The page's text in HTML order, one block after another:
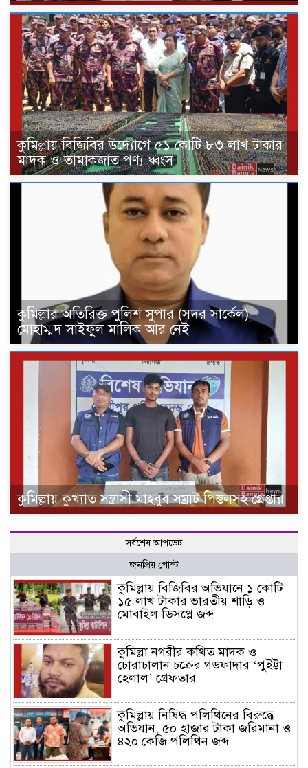
কুমিল্লায় বিজিবির উদ্যোগে ৫১ কোটি ৮৩ লাখ টাকার
মাদক ও তামাকজাত পণ্য ধ্বংস
কুমিল্লার অতিরিক্ত পুলিশ সুপার (সদর সার্কেল)
মোহাম্মদ সাইফুল মালিক আর নেই
কুমিল্লায় কুখ্যাত সন্ত্রাসী মাহবুব সম্রাট পিস্তলসহ গ্রেপ্তার
সর্বশেষ আপডেট
জনপ্রিয় পোস্ট
কুমিল্লায় বিজিবির অভিযানে ১ কোটি
১৫ লাখ টাকার ভারতীয় শাড়ি ও
মোবাইল ডিসপ্লে জব্দ
কুমিল্লা নগরীর কথিত মাদক ও
চোরাচালান চক্রের গডফাদার ‘পুইট্টা
হেলাল’ গ্রেফতার
কুমিল্লায় নিষিদ্ধ পলিথিনের বিরুদ্ধে
অভিযান, ৫০ হাজার টাকা জরিমানা ও
৪২০ কেজি পলিথিন জব্দ